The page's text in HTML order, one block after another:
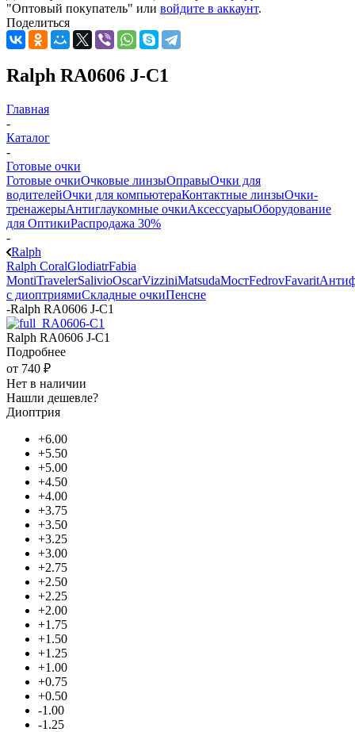
"Оптовый покупатель" или войдите в аккаунт.
Поделиться
Ralph RA0606 J-C1
Главная
-
Каталог
-
Готовые очки
Готовые очкиОчковые линзыОправыОчки для
водителейОчки для компьютераКонтактные линзыОчки-
тренажерыАнтиглаукомные очкиАксессуарыОборудование
для ОптикиРаспродажа 30%
-
Ralph
Ralph CoralGlodiatrFabia
MontiTravelerSalivioOscarVizziniMatsudaМостFedrovFavarit
с диоптриямиСкладные очкиПенсне
-Ralph RA0606 J-C1
Ralph RA0606 J-C1
Подробнее
от 740 ₽
Нет в наличии
Нашли дешевле?
Диоптрия
+6.00
+5.50
+5.00
+4.50
+4.00
+3.75
+3.50
+3.25
+3.00
+2.75
+2.50
+2.25
+2.00
+1.75
+1.50
+1.25
+1.00
+0.75
+0.50
-1.00
-1.25